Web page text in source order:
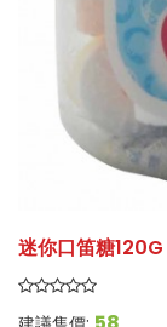
迷你口笛糖120G